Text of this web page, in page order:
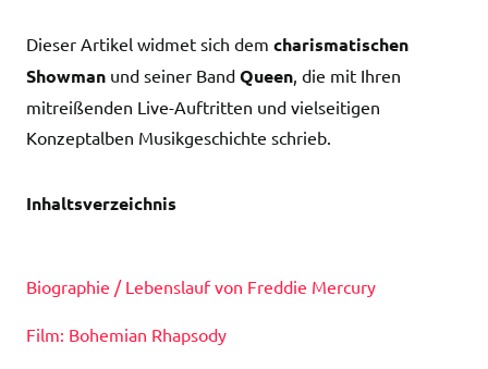
Dieser Artikel widmet sich dem charismatischen
Showman und seiner Band Queen, die mit Ihren
mitreißenden Live-Auftritten und vielseitigen
Konzeptalben Musikgeschichte schrieb.
Inhaltsverzeichnis
Biographie / Lebenslauf von Freddie Mercury
Film: Bohemian Rhapsody